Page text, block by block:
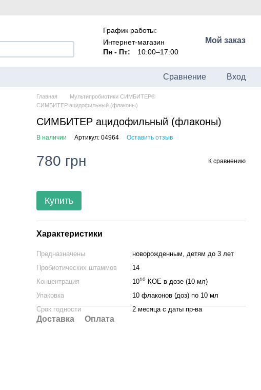
График работы:
Интернет-магазин
Пн - Пт:
10:00–17:00
Мой заказ
Сравнение Вход
Главная
Мультипробиотики СИМБИТЕР®
СИМБИТЕР ацидофильный (флаконы)
СИМБИТЕР ацидофильный (флаконы)
В наличии Артикул: 04964 Оставить отзыв
780 грн К сравнению
Купить
Характеристики
Предназначены
новорожденным, детям до 3 лет
Пробиотических штаммов
14
Концентрация
1010 КОЕ в дозе (10 мл)
Упаковка
10 флаконов (доз) по 10 мл
Срок годности
2 месяца с даты пр-ва
Доставка Оплата